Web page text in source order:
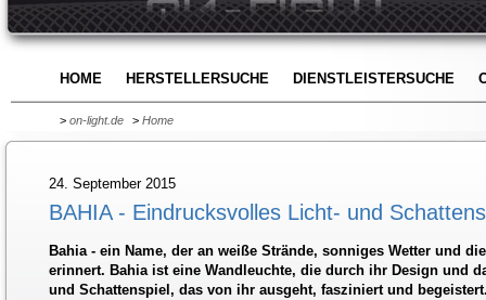
HOME HERSTELLERSUCHE DIENSTLEISTERSUCHE
> on-light.de > Home
24. September 2015
BAHIA - Eindrucksvolles Licht- und
Bahia - ein Name, der an weiße Strände, sonniges Wetter und
erinnert. Bahia ist eine Wandleuchte, die durch ihr Design und
und Schattenspiel, das von ihr ausgeht, fasziniert und